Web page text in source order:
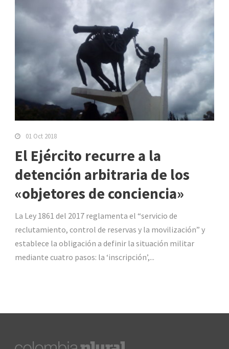
01 Oct 2018
El Ejército recurre a la
detención arbitraria de los
«objetores de conciencia»
La Ley 1861 del 2017 reglamenta el “servicio de
reclutamiento, control de reservas y la movilización” y
establece la obligación a definir la situación militar
mediante cuatro pasos: la ‘inscripción’,...